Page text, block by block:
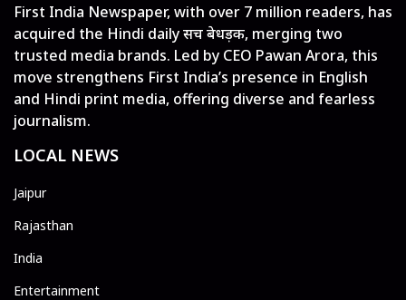
First India Newspaper, with over 7 million readers, has
acquired the Hindi daily सच बेधड़क, merging two
trusted media brands. Led by CEO Pawan Arora, this
move strengthens First India’s presence in English
and Hindi print media, offering diverse and fearless
journalism.
LOCAL NEWS
Jaipur
Rajasthan
India
Entertainment